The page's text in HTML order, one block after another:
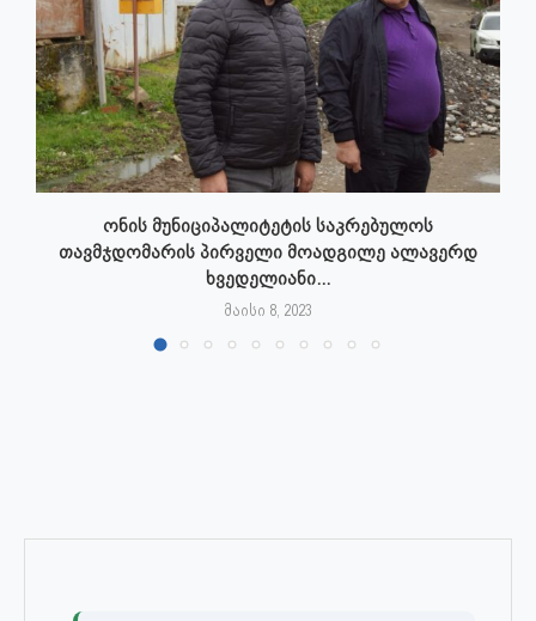
ონის მუნიციპალიტეტის საკრებულოს
თავმჯდომარის პირველი მოადგილე ალავერდ
ხვედელიანი...
მაისი 8, 2023